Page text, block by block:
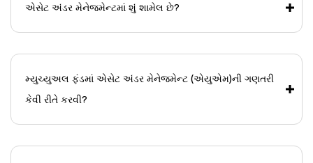
એસેટ અંડર મેનેજમેન્ટમાં શું શામેલ છે?
મ્યુચ્યુઅલ ફંડમાં એસેટ અંડર મેનેજમેન્ટ (એયુએમ)ની ગણતરી
કેવી રીતે કરવી?